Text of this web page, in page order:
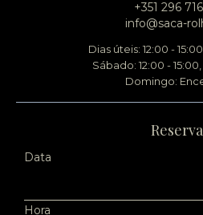
+351 296
info@saca-
Dias úteis: 12:00 -
Sábado: 12:00 -
Domingo:
Data
Hora